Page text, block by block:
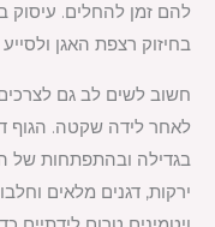
להם זמן להחלים. עיסוק
בחיזוק רצפת האגן
חשוב לשים לב גם
לאחר לידה שקטה. הגוף
בגדילה ובהתפתחות של
ירקות, דגנים מלאים